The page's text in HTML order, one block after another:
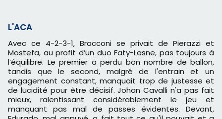
L'ACA
Avec ce 4-2-3-1, Bracconi se privait de Pierazzi et
Mostefa, au profit d’un duo Faty-Lasne, pas toujours à
l’équilibre. Le premier a perdu bon nombre de ballon,
tandis que le second, malgré de l'entrain et un
engagement constant, manquait trop de justesse et
de lucidité pour être décisif. Johan Cavalli n'a pas fait
mieux, ralentissant considérablement le jeu et
manquant pas mal de passes évidentes. Devant,